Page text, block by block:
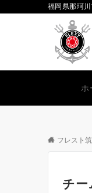
福岡県那珂
ホ
フレスト
チー